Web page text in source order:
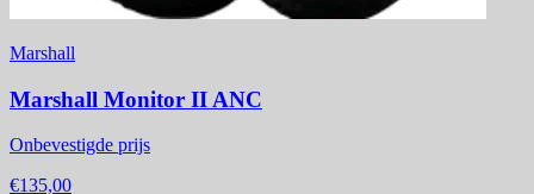
Marshall
Marshall Monitor II ANC
Onbevestigde prijs
€135,00